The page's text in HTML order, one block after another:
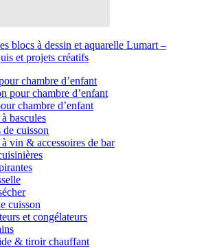
blocs à dessin et aquarelle Lumart –
et projets créatifs
chambre d’enfant
pour chambre d’enfant
chambre d’enfant
bascules
cuisson
vin & accessoires de bar
cuisson
et congélateurs
& tiroir chauffant